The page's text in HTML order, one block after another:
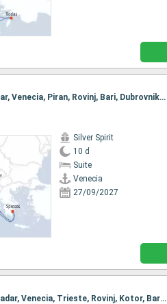
Itinerario : Venecia, Piran, Rovinj, Bari, Dubrovnik, Kotor, Spetses, Zadar, Venecia, Piran, Rovinj, Bari, Dubrovnik, Kotor, Spetses, Zadar, Venecia
Silver Spirit
10 d
Suite
Venecia
27/09/2027
Itinerario : Venecia, Trieste, Rovinj, Kotor, Bari, Dubrovnik, Spetses, Zadar, Venecia, Trieste, Rovinj, Kotor, Bari, Dubrovnik, Spetses, Zadar, Venecia